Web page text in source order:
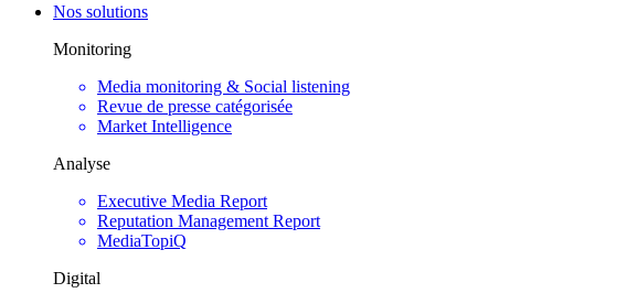
Nos solutions
Monitoring
Media monitoring & Social listening
Revue de presse catégorisée
Market Intelligence
Analyse
Executive Media Report
Reputation Management Report
MediaTopiQ
Digital